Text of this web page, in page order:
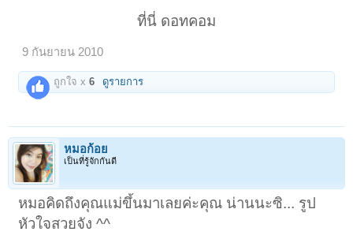
ที่นี่ ดอทคอม​
9 กันยายน 2010
ถูกใจ x6 ดูรายการ
หมอก้อย
เป็นที่รู้จักกันดี
หมอคิดถึงคุณแม่ขึ้นมาเลยค่ะคุณ น่านนะซิ... รูป
หัวใจสวยจัง ^^